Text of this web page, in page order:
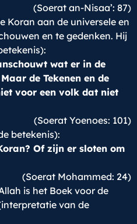
(Soerat an-Nisaa’: 87)
Koran aan de universele en
en te gedenken. Hij
wat er in de
de Tekenen en de
voor een volk dat niet
(Soerat Yoenoes: 101)
betekenis):
Of zijn er sloten om
(Soerat Mohammed: 24)
is het Boek voor de
van de